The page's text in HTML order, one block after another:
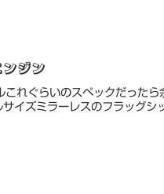
ジン
れぐらいのスペックだった
イズミラーレスのフラッグシ